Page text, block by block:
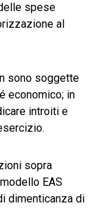
spese
al
sono soggette
economico; in
introiti e
sopra
EAS
dimenticanza di